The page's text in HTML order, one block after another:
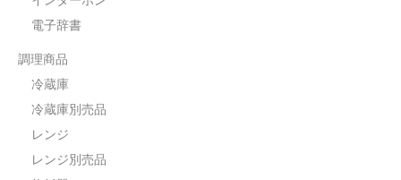
電子辞書
調理商品
冷蔵庫
冷蔵庫別売品
レンジ
レンジ別売品